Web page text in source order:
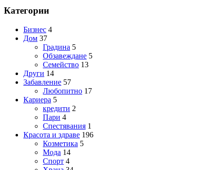
Категории
Бизнес 4
Дом 37
Градина 5
Обзавеждане 5
Семейство 13
Други 14
Забавление 57
Любопитно 17
Кариера 5
кредити 2
Пари 4
Спестявания 1
Красота и здраве 196
Козметика 5
Мода 14
Спорт 4